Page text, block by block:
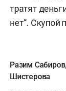
тратят
нет“. Скупой
Разим Сабиров
Шистерова